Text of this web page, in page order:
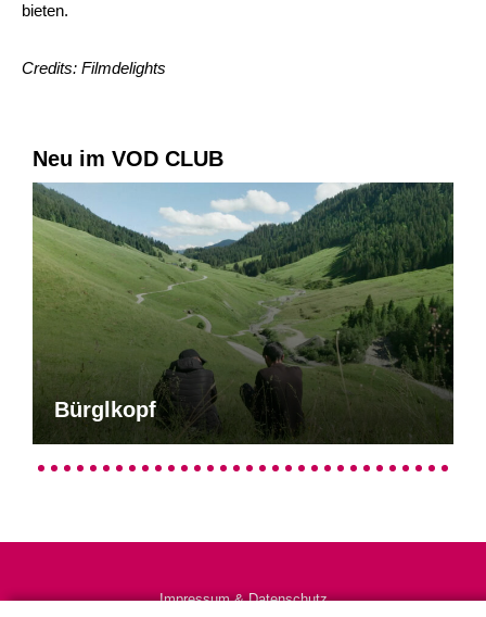
bieten.
Credits: Filmdelights
Neu im VOD CLUB
Bürglkopf
Impressum & Datenschutz